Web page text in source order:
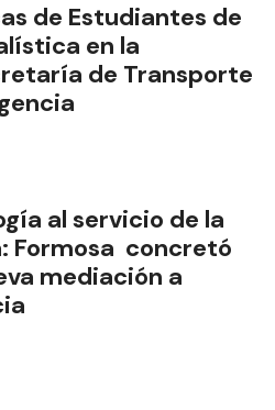
de Estudiantes de
en la
de Transporte
al servicio de la
Formosa concretó
mediación a